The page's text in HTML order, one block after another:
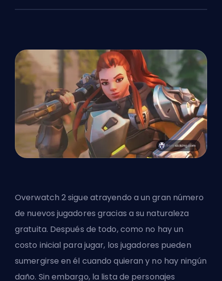
Overwatch 2 sigue atrayendo a un gran número
de nuevos jugadores gracias a su naturaleza
gratuita. Después de todo, como no hay un
costo inicial para jugar, los jugadores pueden
sumergirse en él cuando quieran y no hay ningún
daño. Sin embargo, la lista de personajes